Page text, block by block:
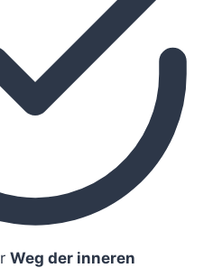
Weg der inneren